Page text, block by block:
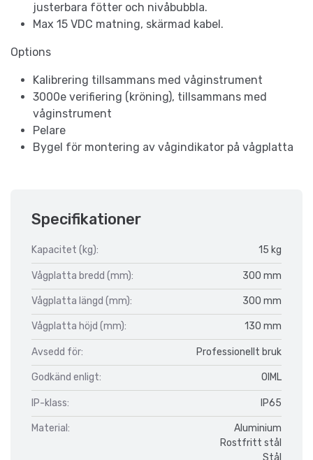
justerbara fötter och nivåbubbla.
Max 15 VDC matning, skärmad kabel.
Options
Kalibrering tillsammans med våginstrument
3000e verifiering (kröning), tillsammans med
våginstrument
Pelare
Bygel för montering av vågindikator på vågplatta
Specifikationer
Kapacitet (kg): 15 kg
Vågplatta bredd (mm): 300 mm
Vågplatta längd (mm): 300 mm
Vågplatta höjd (mm): 130 mm
Avsedd för: Professionellt bruk
Godkänd enligt: OIML
IP-klass: IP65
Material:
Aluminium
Rostfritt stål
Stål